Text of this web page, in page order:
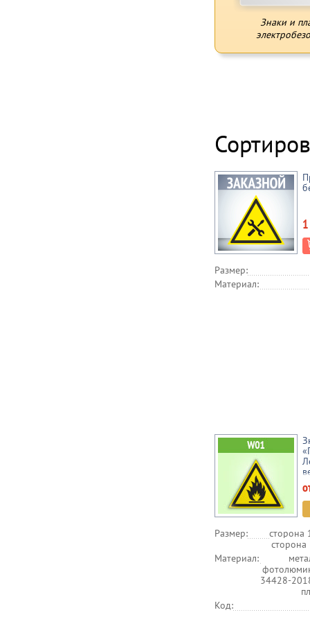
Знаки и
Размер:
Материал:
Размер:
сторона
Материал:
34428-
Код: